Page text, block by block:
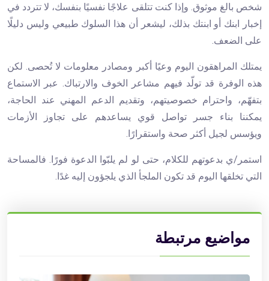
شخص بالغ موثوق. وإذا كنت تتلقى علاجًا نفسيًا بنفسك، لا تتردد في
إخبار ابنك أو ابنتك بذلك، ليشعر أن هذا السلوك طبيعي وليس دليلًا
على الضعف.
يمتلك المراهقون اليوم وعيًا أكبر ومصادر معلومات لا تُحصى. لكن
هذه الوفرة قد تولّد فيهم مشاعر الخوف والارتباك. عبر الاستماع
بتفهّم، واحترام خصوصيتهم، وتقديم الدعم المهني عند الحاجة،
يمكننا بناء جسر تواصل قوي يساعدهم على تجاوز الأزمات
ويؤسس لجيل أكثر صحة واستقرارًا.
استمر/ي بدعوتهم للكلام، حتى لو لم يلبّوا الدعوة فورًا. فالمساحة
التي تخلقها اليوم قد تكون الملجأ الذي يلجؤون إليه غدًا.
مواضيع مرتبطة